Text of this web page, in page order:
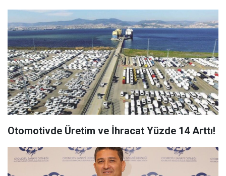
Otomotivde Üretim ve İhracat Yüzde 14 Arttı!